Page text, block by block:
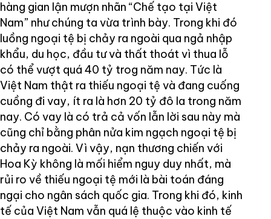
hàng gian lận mượn nhãn “Chế tạo tại Việt
Nam” như chúng ta vừa trình bày. Trong khi đó
luồng ngoại tệ bị chảy ra ngoài qua ngả nhập
khẩu, du học, đầu tư và thất thoát vì thua lỗ
có thể vượt quá 40 tỷ trog năm nay. Tức là
Việt Nam thật ra thiếu ngoại tệ và đang cuống
cuồng đi vay, ít ra là hơn 20 tỷ đô la trong năm
nay. Có vay là có trả cả vốn lẫn lời sau này mà
cũng chỉ bằng phân nửa kim ngạch ngoại tệ bị
chảy ra ngoài. Vì vậy, nạn thương chiến với
Hoa Kỳ không là mối hiểm nguy duy nhất, mà
rủi ro về thiếu ngoại tệ mới là bài toán đáng
ngại cho ngân sách quốc gia. Trong khi đó, kinh
tế của Việt Nam vẫn quá lệ thuộc vào kinh tế